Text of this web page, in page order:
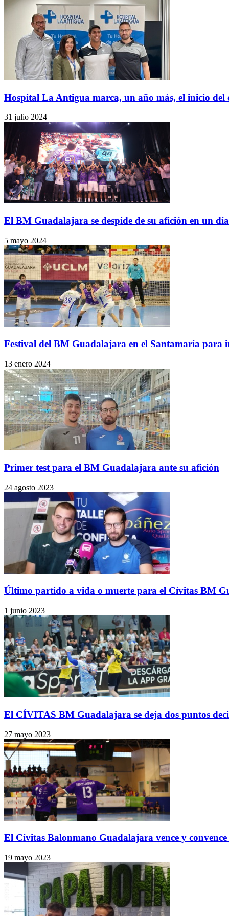
Hospital La Antigua marca, un año más, el inicio del
31 julio 2024
El BM Guadalajara se despide de su afición en un
5 mayo 2024
Festival del BM Guadalajara en el Santamaría para
13 enero 2024
Primer test para el BM Guadalajara ante su afición
24 agosto 2023
Último partido a vida o muerte para el Cívitas BM
1 junio 2023
El CÍVITAS BM Guadalajara se deja dos puntos
27 mayo 2023
El Cívitas Balonmano Guadalajara vence y
19 mayo 2023